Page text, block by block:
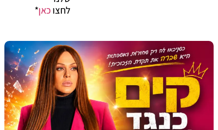
לחצוכאן*